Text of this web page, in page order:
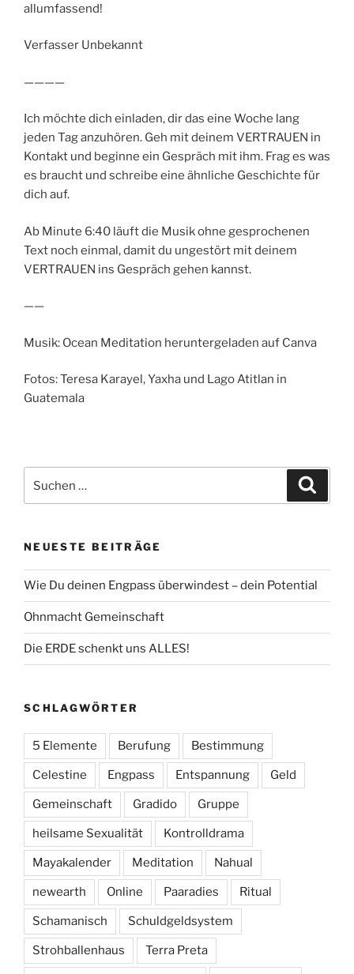
allumfassend!
Verfasser Unbekannt
————
Ich möchte dich einladen, dir das eine Woche lang
jeden Tag anzuhören. Geh mit deinem VERTRAUEN in
Kontakt und beginne ein Gespräch mit ihm. Frag es was
es braucht und schreibe eine ähnliche Geschichte für
dich auf.
Ab Minute 6:40 läuft die Musik ohne gesprochenen
Text noch einmal, damit du ungestört mit deinem
VERTRAUEN ins Gespräch gehen kannst.
——
Musik: Ocean Meditation heruntergeladen auf Canva
Fotos: Teresa Karayel, Yaxha und Lago Atitlan in
Guatemala
nach:
NEUESTE BEITRÄGE
Wie Du deinen Engpass überwindest – dein Potential
Ohnmacht Gemeinschaft
Die ERDE schenkt uns ALLES!
SCHLAGWÖRTER
5 Elemente Berufung Bestimmung
Celestine Engpass Entspannung Geld
Gemeinschaft Gradido Gruppe
heilsame Sexualität Kontrolldrama
Mayakalender Meditation Nahual
newearth Online Paaradies Ritual
Schamanisch Schuldgeldsystem
Strohballenhaus Terra Preta